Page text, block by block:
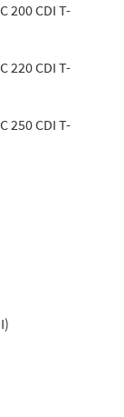
200 CDI T-
220 CDI T-
250 CDI T-